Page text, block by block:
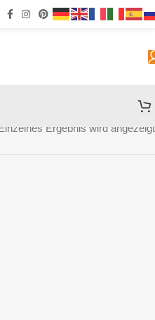
Ergebnis wird angezeigt